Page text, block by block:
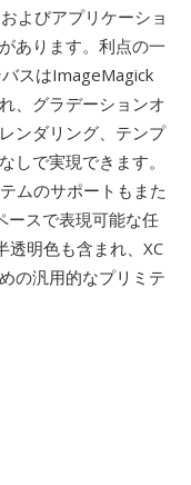
よびアプリケーショ
あります。利点の一
スはImageMagick
、グラデーションオ
ンダリング、テンプ
しで実現できます。
ムのサポートもまた
スで表現可能な任
透明色も含まれ、XC
の汎用的なプリミテ